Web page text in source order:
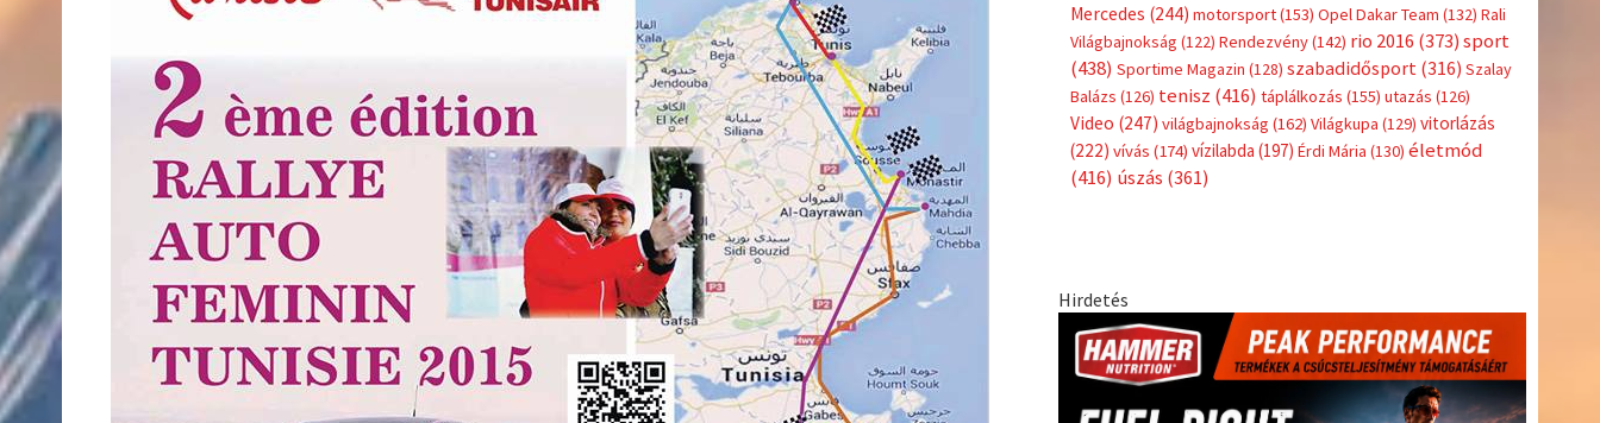
Mercedes (244) motorsport(153) Opel Dakar Team (132) Rali
Világbajnokság (122) Rendezvény(142) rio 2016 (373) sport
(438) Sportime Magazin (128) szabadidősport (316) Szalay
Balázs (126) tenisz (416) táplálkozás (155) utazás (126)
Video (247) világbajnokság (162) Világkupa (129) vitorlázás
(222) vívás (174) vízilabda (197) Érdi Mária (130) életmód
(416) úszás (361)
Hirdetés